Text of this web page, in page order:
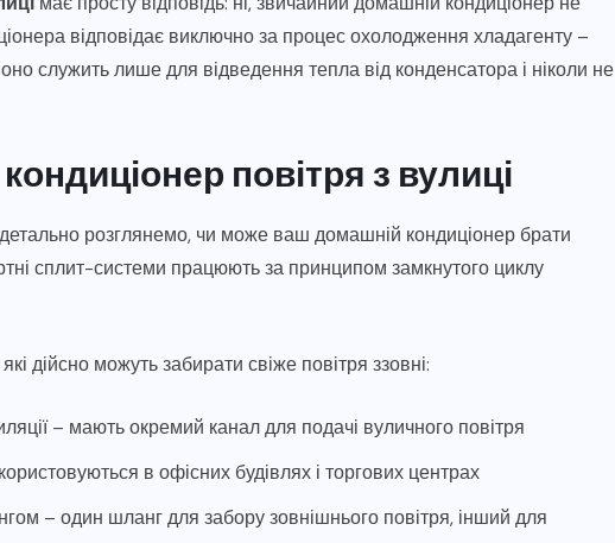
відповідає виключно за процес охолодження хладагенту –
служить лише для відведення тепла від конденсатора і ніколи не
повітря з вулиці
розглянемо, чи може ваш домашній кондиціонер брати
сплит-системи працюють за принципом замкнутого циклу
дійсно можуть забирати свіже повітря ззовні:
– мають окремий канал для подачі вуличного повітря
в офісних будівлях і торгових центрах
– один шланг для забору зовнішнього повітря, інший для